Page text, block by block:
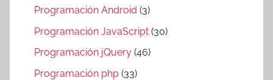
Programación Android (3)
Programación JavaScript (30)
Programación jQuery (46)
Programación php (33)